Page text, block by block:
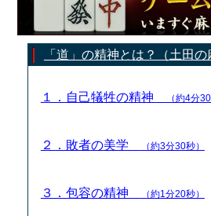
「道」の精神とは？（土田の
１．自己犠牲の精神 （約4分30
２．敗者の美学 （約3分30秒）
３．包容の精神 （約1分20秒）